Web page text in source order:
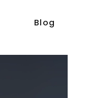
Blog